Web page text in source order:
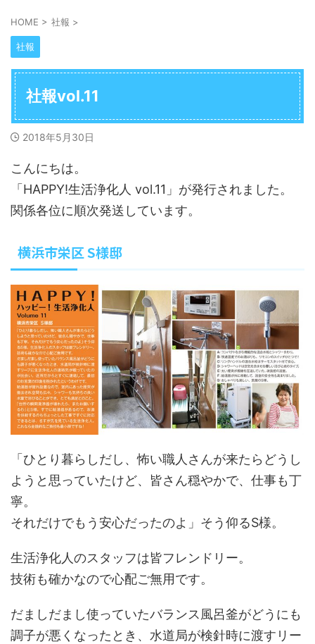
HOME > 社報 >
社報
社報vol.11
2018年5月30日
こんにちは。
「HAPPY!生活浄化人 vol.11」が発行されました。
関係各位に順次発送しています。
横浜市栄区 S様邸
「ひとり暮らしだし、怖い職人さんが来たらどうし
ようと思っていたけど、皆さん穏やかで、仕事も丁
寧。
それだけでもう安心だったのよ」そう仰るS様。
生活浄化人のスタッフは皆フレンドリー。
技術も確かなので心配ご無用です。
だましだまし使っていたバランス風呂釜がどうにも
調子が悪くなったとき、水道局が検針時に渡すリー